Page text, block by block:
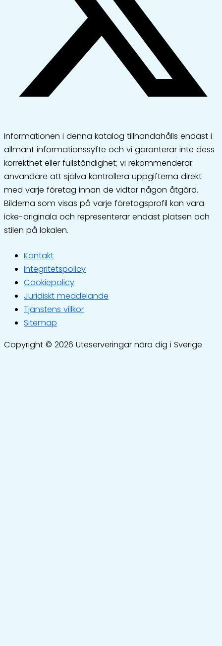
Informationen i denna katalog tillhandahålls endast i
allmänt informationssyfte och vi garanterar inte dess
korrekthet eller fullständighet; vi rekommenderar
användare att själva kontrollera uppgifterna direkt
med varje företag innan de vidtar någon åtgärd.
Bilderna som visas på varje företagsprofil kan vara
icke-originala och representerar endast platsen och
stilen på lokalen.
Kontakt
Integritetspolicy
Cookiepolicy
Juridiskt meddelande
Tjänstens villkor
Sitemap
Copyright © 2026 Uteserveringar nära dig i Sverige